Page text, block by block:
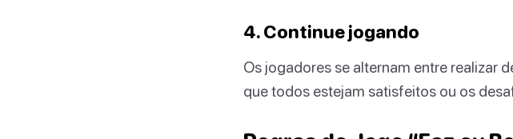
4. Continue jogando
Os jogadores se alternam entre realizar
que todos estejam satisfeitos ou os